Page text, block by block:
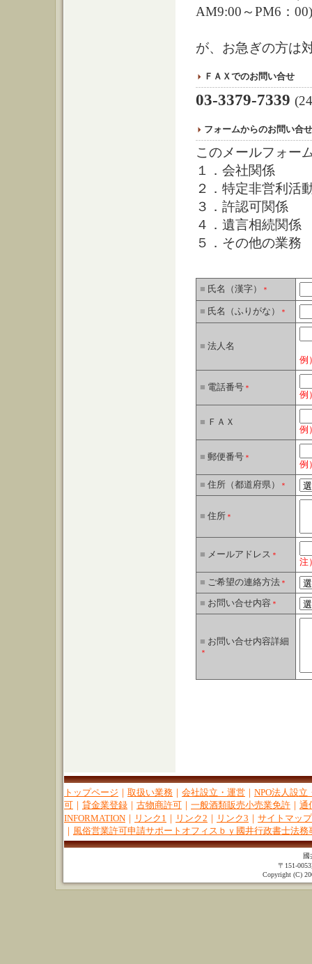
AM9:00～PM6：00)
が、お急ぎの方は
ＦＡＸでのお問い合せ
03-3379-7339
フォームからのお問い合せ
このメールフォー
１．会社関係
２．特定非営利活
３．許認可関係
４．遺言相続関係
５．その他の業務
■ 氏名（漢字） ＊
■ 氏名（ふりがな） ＊
■ 法人名
例
■ 電話番号 ＊
例
■ ＦＡＸ
例
■ 郵便番号 ＊
例
■ 住所（都道府県） ＊
■ 住所 ＊
■ メールアドレス ＊
注
■ ご希望の連絡方法 ＊
■ お問い合せ内容 ＊
■ お問い合せ内容詳細
＊
トップページ ｜ 取扱い業務 ｜ 会社設立・運営 ｜ NPO法人設立
可 ｜ 貸金業登録 ｜ 古物商許可 ｜ 一般酒類販売小売業免許 ｜ 通
INFORMATION ｜ リンク1 ｜ リンク2 ｜ リンク3 ｜ サイトマップ
｜ 風俗営業許可申請サポートオフィスｂｙ國井行政書士法
國
〒151-
Copyright (C)